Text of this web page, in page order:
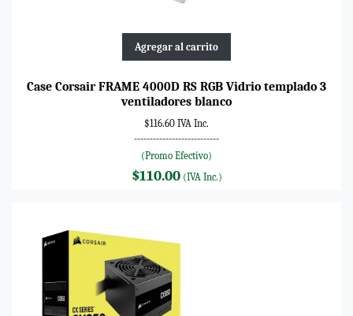
Agregar al carrito
Case Corsair FRAME 4000D RS RGB Vidrio templado 3
ventiladores blanco
$116.60 IVA Inc.
---------------------------
(Promo Efectivo)
$110.00(IVA Inc.)